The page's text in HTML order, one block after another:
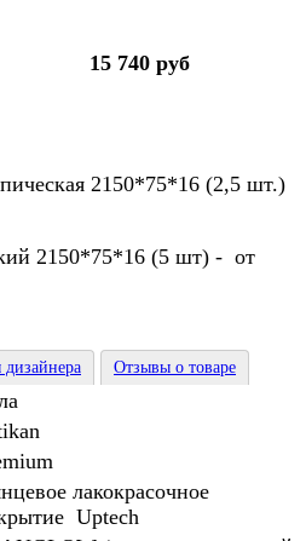
15 740 руб
2150*75*16 (2,5 шт.)
2150*75*16 (5 шт) - от
Отзывы о товаре
лакокрасочное
Uptech